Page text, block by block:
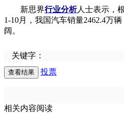
新思界行业分析人士表示，
1-10月，我国汽车销量2462.4万
阔。
关键字：
投票
相关内容阅读